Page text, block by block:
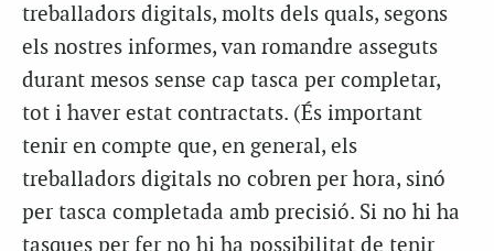
treballadors digitals, molts dels quals, segons
els nostres informes, van romandre asseguts
durant mesos sense cap tasca per completar,
tot i haver estat contractats. (És important
tenir en compte que, en general, els
treballadors digitals no cobren per hora, sinó
per tasca completada amb precisió. Si no hi ha